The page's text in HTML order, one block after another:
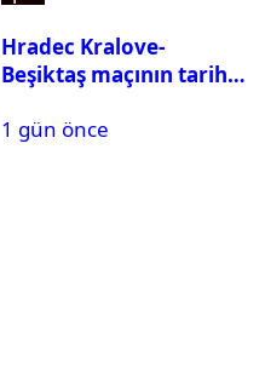
Hradec Kralove-
Beşiktaş maçının tarihi
1 gün önce